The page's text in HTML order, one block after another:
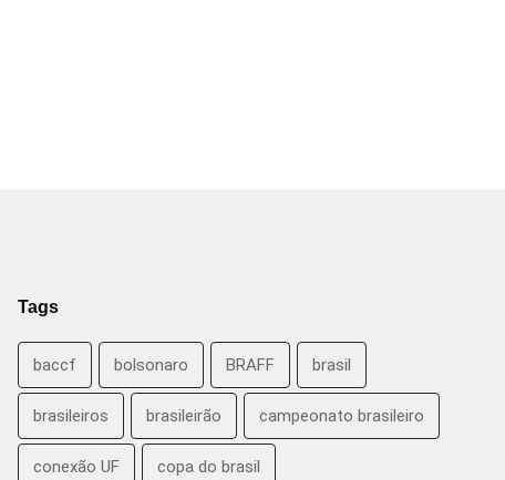
Tags
baccf bolsonaro BRAFF brasil
brasileiros brasileirão campeonato brasileiro
conexão UF copa do brasil